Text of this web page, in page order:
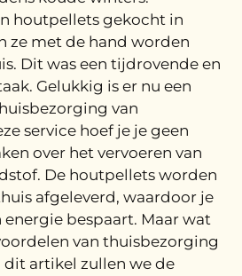
houtpellets gekocht in
ze met de hand worden
Dit was een tijdrovende en
Gelukkig is er nu een
van
service hoef je je geen
over het vervoeren van
De houtpellets worden
afgeleverd, waardoor je
bespaart. Maar wat
van thuisbezorging
dit artikel zullen we de